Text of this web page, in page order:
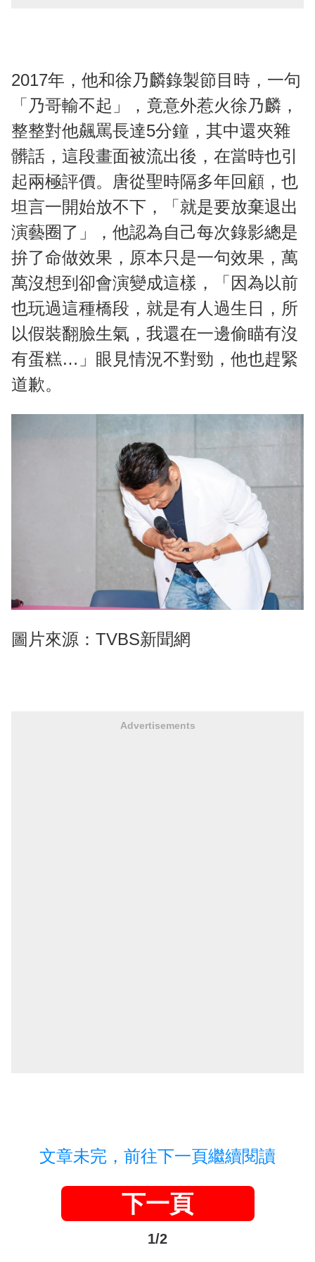
2017年，他和徐乃麟錄製節目時，一句
「乃哥輸不起」，竟意外惹火徐乃麟，
整整對他飆罵長達5分鐘，其中還夾雜
髒話，這段畫面被流出後，在當時也引
起兩極評價。唐從聖時隔多年回顧，也
坦言一開始放不下，「就是要放棄退出
演藝圈了」，他認為自己每次錄影總是
拚了命做效果，原本只是一句效果，萬
萬沒想到卻會演變成這樣，「因為以前
也玩過這種橋段，就是有人過生日，所
以假裝翻臉生氣，我還在一邊偷瞄有沒
有蛋糕…」眼見情況不對勁，他也趕緊
道歉。
圖片來源：TVBS新聞網
Advertisements
文章未完，前往下一頁繼續閱讀
下一頁
1/2